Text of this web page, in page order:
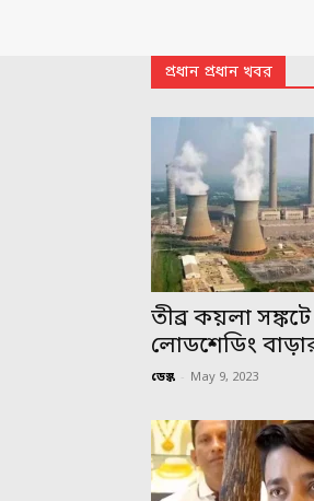
প্রধান প্রধান খবর
তীব্র কয়লা
লোডশেডিং
ডেস্ক - May 9, 2023